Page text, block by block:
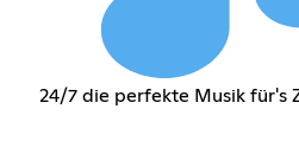
24/7 die perfekte Musik für's